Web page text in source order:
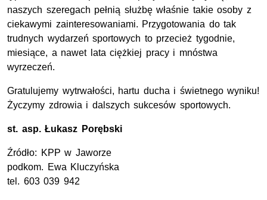
naszych szeregach pełnią służbę właśnie takie osoby z
ciekawymi zainteresowaniami. Przygotowania do tak
trudnych wydarzeń sportowych to przecież tygodnie,
miesiące, a nawet lata ciężkiej pracy i mnóstwa
wyrzeczeń.
Gratulujemy wytrwałości, hartu ducha i świetnego wyniku!
Życzymy zdrowia i dalszych sukcesów sportowych.
st. asp.Łukasz Porębski
Źródło: KPP w Jaworze
podkom. Ewa Kluczyńska
tel. 603 039 942